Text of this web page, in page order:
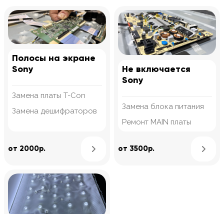
Полосы на экране
Sony
Замена платы T-Con
Замена дешифраторов
от 2000р. Узнать подробнее
Не включается
Sony
Замена блока питания
Ремонт MAIN платы
от 3500р.